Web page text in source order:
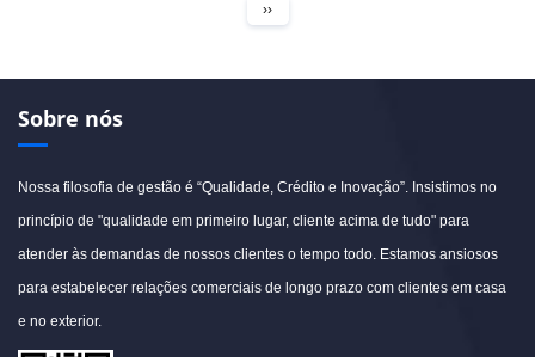
››
Sobre nós
Nossa filosofia de gestão é “Qualidade, Crédito e Inovação”. Insistimos no
princípio de "qualidade em primeiro lugar, cliente acima de tudo" para
atender às demandas de nossos clientes o tempo todo. Estamos ansiosos
para estabelecer relações comerciais de longo prazo com clientes em casa
e no exterior.